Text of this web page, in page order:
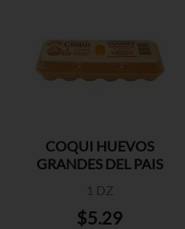
COQUI HUEVOS
GRANDES DEL PAIS
1 DZ
$5.29